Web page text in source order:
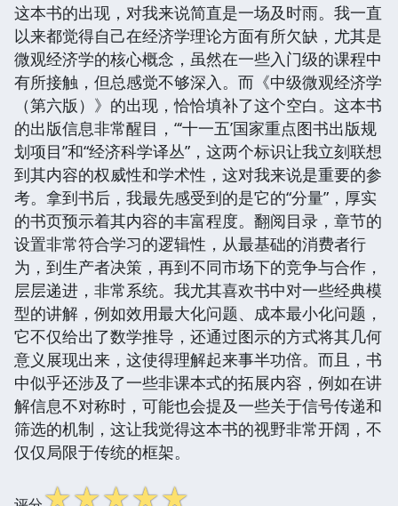
这本书的出现，对我来说简直是一场及时雨。我一直
以来都觉得自己在经济学理论方面有所欠缺，尤其是
微观经济学的核心概念，虽然在一些入门级的课程中
有所接触，但总感觉不够深入。而《中级微观经济学
（第六版）》的出现，恰恰填补了这个空白。这本书
的出版信息非常醒目，“‘十一五’国家重点图书出版规
划项目”和“经济科学译丛”，这两个标识让我立刻联想
到其内容的权威性和学术性，这对我来说是重要的参
考。拿到书后，我最先感受到的是它的“分量”，厚实
的书页预示着其内容的丰富程度。翻阅目录，章节的
设置非常符合学习的逻辑性，从最基础的消费者行
为，到生产者决策，再到不同市场下的竞争与合作，
层层递进，非常系统。我尤其喜欢书中对一些经典模
型的讲解，例如效用最大化问题、成本最小化问题，
它不仅给出了数学推导，还通过图示的方式将其几何
意义展现出来，这使得理解起来事半功倍。而且，书
中似乎还涉及了一些非课本式的拓展内容，例如在讲
解信息不对称时，可能也会提及一些关于信号传递和
筛选的机制，这让我觉得这本书的视野非常开阔，不
仅仅局限于传统的框架。